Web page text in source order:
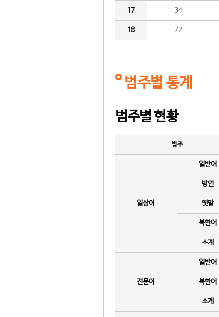
17 34
18 72
범주별 통계
범주별 현황
범주
일상어
일반어
방언
옛말
북한어
소계
전문어
일반어
북한어
소계